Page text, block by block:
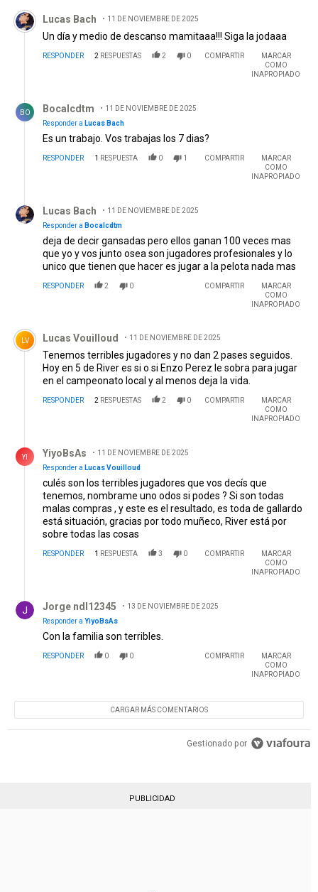
Comentario de Lucas Bach.
Lucas Bach 11 DE NOVIEMBRE DE 2025
Un día y medio de descanso mamitaaa!!! Siga la jodaaa
RESPONDER 2 RESPUESTAS 2 0 COMPARTIR
MARCAR
COMO
INAPROPIADO
BO Bocalcdtm
11 DE NOVIEMBRE DE 2025
Responder a Lucas Bach
Es un trabajo. Vos trabajas los 7 dias?
RESPONDER 1 RESPUESTA 0 1 COMPARTIR
MARCAR
COMO
INAPROPIADO
Lucas Bach
11 DE NOVIEMBRE DE 2025
Responder a Bocalcdtm
deja de decir gansadas pero ellos ganan 100 veces mas
que yo y vos junto osea son jugadores profesionales y lo
unico que tienen que hacer es jugar a la pelota nada mas
RESPONDER 2 0 COMPARTIR
MARCAR
COMO
INAPROPIADO
Comentario de Lucas Vouilloud.
LV Lucas Vouilloud 11 DE NOVIEMBRE DE 2025
Tenemos terribles jugadores y no dan 2 pases seguidos.
Hoy en 5 de River es si o si Enzo Perez le sobra para jugar
en el campeonato local y al menos deja la vida.
RESPONDER 2 RESPUESTAS 2 0 COMPARTIR
MARCAR
COMO
INAPROPIADO
YI YiyoBsAs
11 DE NOVIEMBRE DE 2025
Responder a Lucas Vouilloud
culés son los terribles jugadores que vos decís que
tenemos, nombrame uno odos si podes ? Si son todas
malas compras , y este es el resultado, es toda de gallardo
está situación, gracias por todo muñeco, River está por
sobre todas las cosas
RESPONDER 1 RESPUESTA 3 0 COMPARTIR
MARCAR
COMO
INAPROPIADO
Jorge ndl12345
13 DE NOVIEMBRE DE 2025
Responder a YiyoBsAs
Con la familia son terribles.
RESPONDER 0 0 COMPARTIR
MARCAR
COMO
INAPROPIADO
CARGAR MÁS COMENTARIOS
Gestionado por
PUBLICIDAD